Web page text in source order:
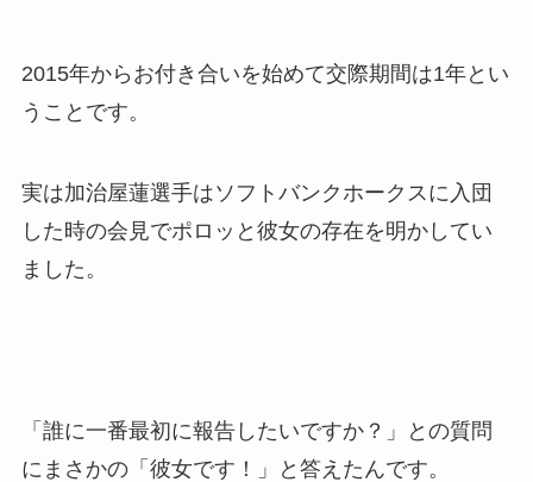
2015年からお付き合いを始めて交際期間は1年とい
うことです。
実は加治屋蓮選手はソフトバンクホークスに入団
した時の会見でポロッと彼女の存在を明かしてい
ました。
「誰に一番最初に報告したいですか？」との質問
にまさかの「彼女です！」と答えたんです。